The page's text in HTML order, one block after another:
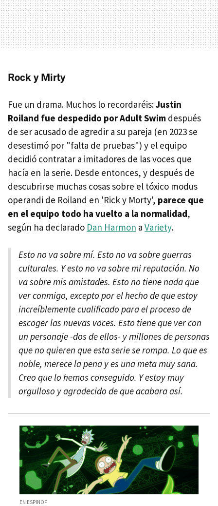
Rock y Mirty
Fue un drama. Muchos lo recordaréis:Justin
Roiland fue despedido por Adult Swim después
de ser acusado de agredir a su pareja (en 2023 se
desestimó por "falta de pruebas") y el equipo
decidió contratar a imitadores de las voces que
hacía en la serie. Desde entonces, y después de
descubrirse muchas cosas sobre el tóxico modus
operandi de Roiland en 'Rick y Morty', parece que
en el equipo todo ha vuelto a la normalidad,
según ha declarado Dan Harmon a Variety.
Esto no va sobre mí. Esto no va sobre guerras
culturales. Y esto no va sobre mi reputación. No
va sobre mis amistades. Esto no tiene nada que
ver conmigo, excepto por el hecho de que estoy
increíblemente cualificado para el proceso de
escoger las nuevas voces. Esto tiene que ver con
un personaje -dos de ellos- y millones de personas
que no quieren que esta serie se rompa. Lo que es
noble, merece la pena y es una meta muy sana.
Creo que lo hemos conseguido. Y estoy muy
orgulloso y agradecido de que acabara así.
EN ESPINOF